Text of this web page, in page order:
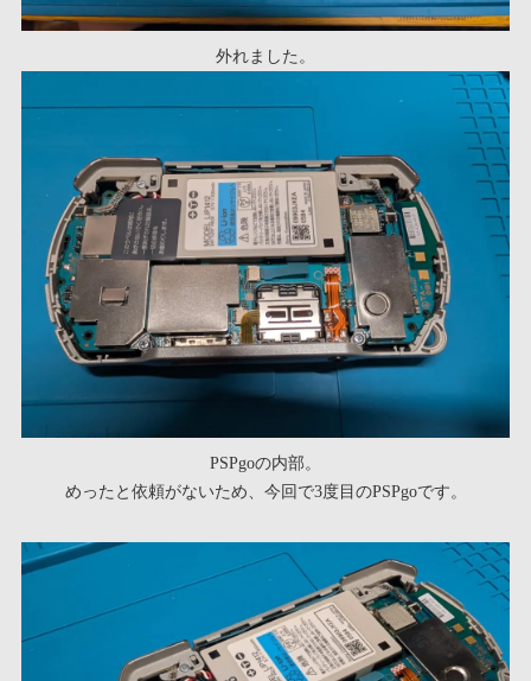
外れました。
PSPgoの内部。
めったと依頼がないため、今回で3度目のPSPgoです。